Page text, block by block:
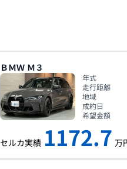
ＢＭＷ Ｍ３
年式
走行距離
地域
成約日
希望金額
セルカ実績 1172.7 万